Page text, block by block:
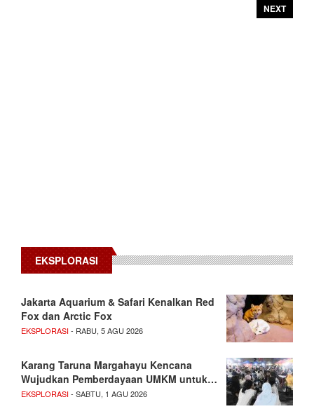
NEXT
EKSPLORASI
Jakarta Aquarium & Safari Kenalkan Red
Fox dan Arctic Fox
EKSPLORASI- RABU, 5 AGU 2026
Karang Taruna Margahayu Kencana
Wujudkan Pemberdayaan UMKM untuk…
EKSPLORASI- SABTU, 1 AGU 2026